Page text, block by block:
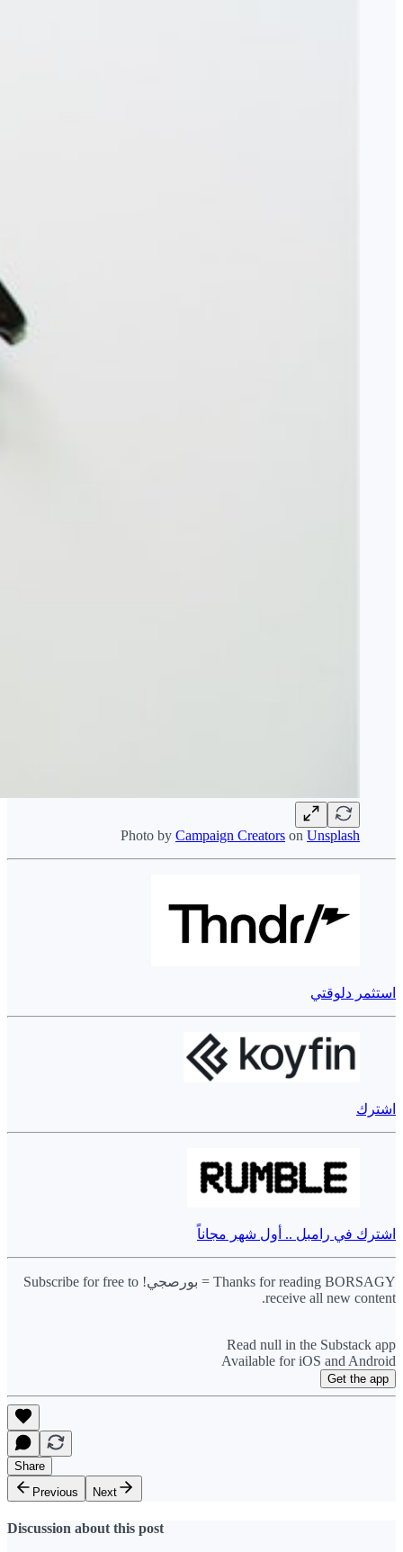
Photo by Campaign Creators on Unsplash
استثمر دلوقتي
اشترك
اشترك في رامبل .. أول شهر مجاناً
Thanks for reading BORSAGY = بورصجي! Subscribe for free to
receive all new content.
Read null in the Substack app
Available for iOS and Android
Get the app
Share
Previous
Next
Discussion about this post